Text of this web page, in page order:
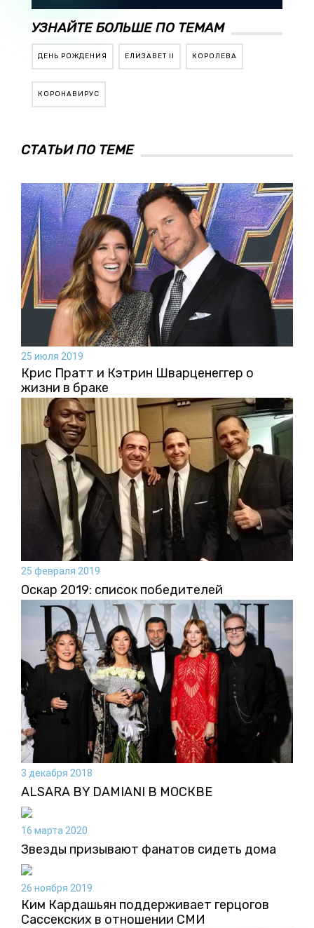
УЗНАЙТЕ БОЛЬШЕ ПО ТЕМАМ
ДЕНЬ РОЖДЕНИЯ ЕЛИЗАВЕТ II КОРОЛЕВА
КОРОНАВИРУС
СТАТЬИ ПО ТЕМЕ
25 июля 2019
Крис Пратт и Кэтрин Шварценеггер о
жизни в браке
25 февраля 2019
Оскар 2019: список победителей
3 декабря 2018
ALSARA BY DAMIANI В МОСКВЕ
16 марта 2020
Звезды призывают фанатов сидеть дома
26 ноября 2019
Ким Кардашьян поддерживает герцогов
Сассекских в отношении СМИ